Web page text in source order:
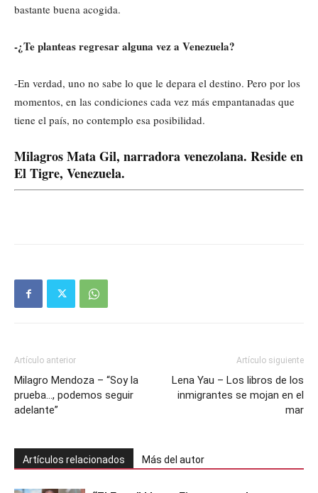
bastante buena acogida.
-¿Te planteas regresar alguna vez a Venezuela?
-En verdad, uno no sabe lo que le depara el destino. Pero por los
momentos, en las condiciones cada vez más empantanadas que
tiene el país, no contemplo esa posibilidad.
Milagros Mata Gil, narradora venezolana. Reside en
El Tigre, Venezuela.
Artículo anterior
Milagro Mendoza – “Soy la
prueba…, podemos seguir
adelante”
Artículo siguiente
Lena Yau – Los libros de los
inmigrantes se mojan en el
mar
Artículos relacionados Más del autor